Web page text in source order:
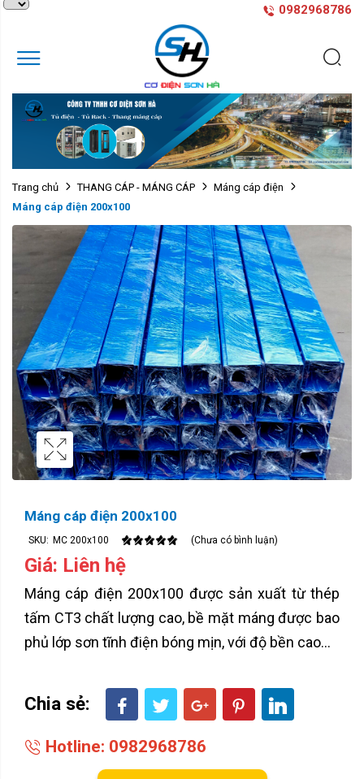
0982968786
Trang chủ THANG CÁP - MÁNG CÁP
Máng cáp điện
Máng cáp điện 200x100
Máng cáp điện 200x100
SKU: MC 200x100 (Chưa có bình luận)
Giá: Liên hệ
Máng cáp điện 200x100 được sản xuất từ thép
tấm CT3 chất lượng cao, bề mặt máng được bao
phủ lớp sơn tĩnh điện bóng mịn, với độ bền cao...
Chia sẻ:
Hotline: 0982968786